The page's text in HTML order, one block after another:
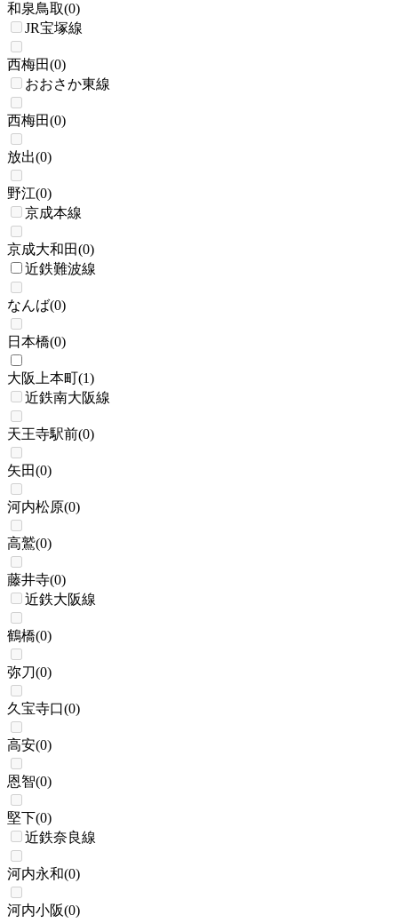
和泉鳥取(0)
JR宝塚線
西梅田(0)
おおさか東線
西梅田(0)
放出(0)
野江(0)
京成本線
京成大和田(0)
近鉄難波線
なんば(0)
日本橋(0)
大阪上本町(1)
近鉄南大阪線
天王寺駅前(0)
矢田(0)
河内松原(0)
高鷲(0)
藤井寺(0)
近鉄大阪線
鶴橋(0)
弥刀(0)
久宝寺口(0)
高安(0)
恩智(0)
堅下(0)
近鉄奈良線
河内永和(0)
河内小阪(0)